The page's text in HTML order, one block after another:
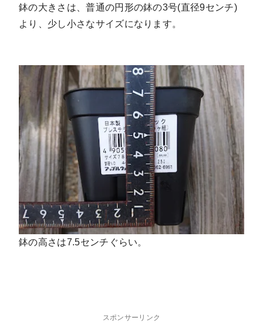
鉢の大きさは、普通の円形の鉢の3号(直径9センチ)
より、少し小さなサイズになります。
鉢の高さは7.5センチぐらい。
スポンサーリンク